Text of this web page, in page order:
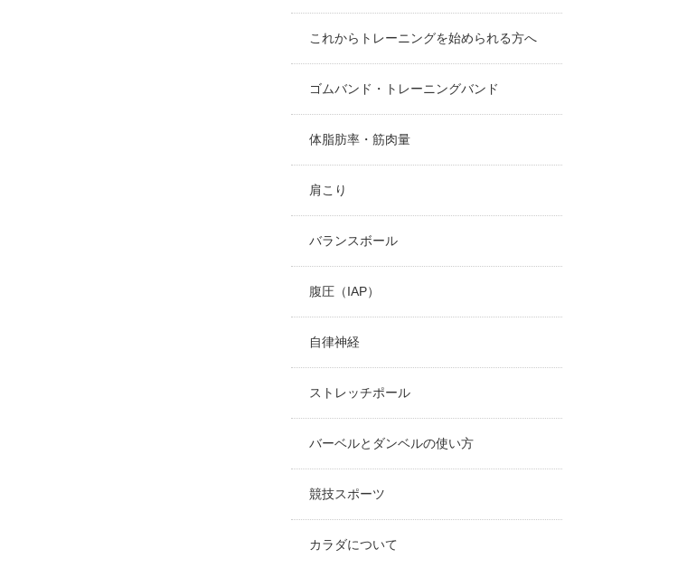
これからトレーニングを始められる方へ
ゴムバンド・トレーニングバンド
体脂肪率・筋肉量
肩こり
バランスボール
腹圧（IAP）
自律神経
ストレッチポール
バーベルとダンベルの使い方
競技スポーツ
カラダについて